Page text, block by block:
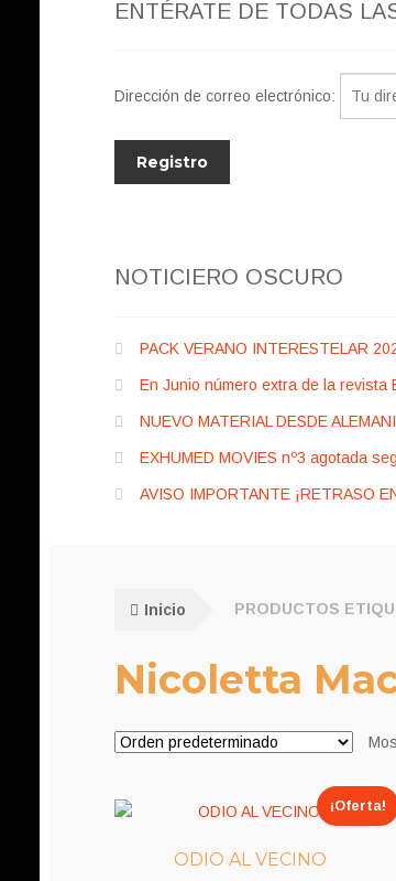
ENTÉRATE DE TODAS
Dirección de correo electrónico:
NOTICIERO OSCURO
PACK VERANO INTERESTELAR
En Junio número extra de la revista
NUEVO MATERIAL DESDE
EXHUMED MOVIES nº3 agotada
AVISO IMPORTANTE ¡RETRASO
Inicio PRODUCTOS
Nicoletta
ODIO AL VECINO
¡Oferta!